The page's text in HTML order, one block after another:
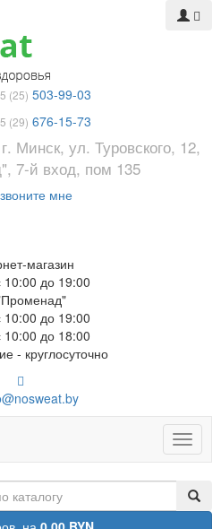
(25) 503-99-03
(29) 676-15-73
Минск, ул. Туровского, 12,
7-й вход, пом 135
мне
магазин
10:00 до 19:00
10:00 до 19:00
10:00 до 18:00
- круглосуточно
Toggle